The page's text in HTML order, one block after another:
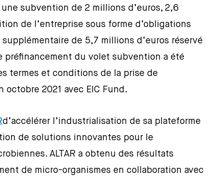
subvention de 2 millions d’euros, 2,6
de l’entreprise sous forme d’obligations
de 5,7 millions d’euros réservé
préfinancement du volet subvention a été
termes et conditions de la prise de
2021 avec EIC Fund.
d’accélérer l’industrialisation de sa plateforme
de solutions innovantes pour le
ALTAR a obtenu des résultats
de micro-organismes en collaboration avec